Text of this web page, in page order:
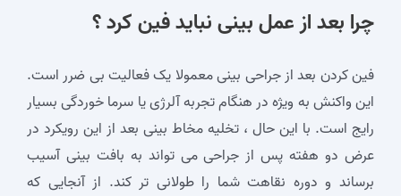
چرا بعد از عمل بینی نباید فین کرد ؟
فین کردن بعد از جراحی بینی معمولا یک فعالیت بی ضرر است.
این واکنش به ویژه در هنگام تجربه آلرژی یا سرما خوردگی بسیار
رایج است. با این حال ، تخلیه مخاط بینی بعد از این رویکرد در
عرض دو هفته پس از جراحی می تواند به بافت بینی آسیب
برساند و دوره نقاهت شما را طولانی تر کند. از آنجایی که